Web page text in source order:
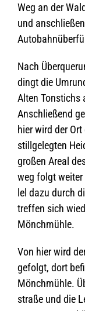
Weg an der
und
Nach
dingt die
Alten Ton­stichs
Anschlie­ßend
hier wird der
still­ge­leg­ten
gro­ßen Areal
weg folgt
lel dazu durch
tref­fen sich
Mönchmühle.
Von hier wird
gefolgt, dort
Mönch­mühle.
straße und die